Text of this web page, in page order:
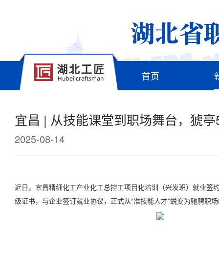
首页
宜昌 | 从技能课堂到职场舞台，猇
2025-08-14
近日，宜昌精细化工产业化工总控工项目化培训（兴发班）就业
级证书，与企业签订就业协议，正式从“准技能人才”蜕变为驰骋职